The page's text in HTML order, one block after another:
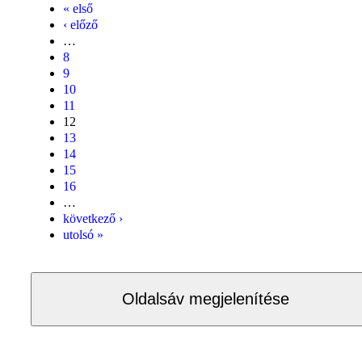
« első
‹ előző
…
8
9
10
11
12
13
14
15
16
…
következő ›
utolsó »
Oldalsáv megjelenítése